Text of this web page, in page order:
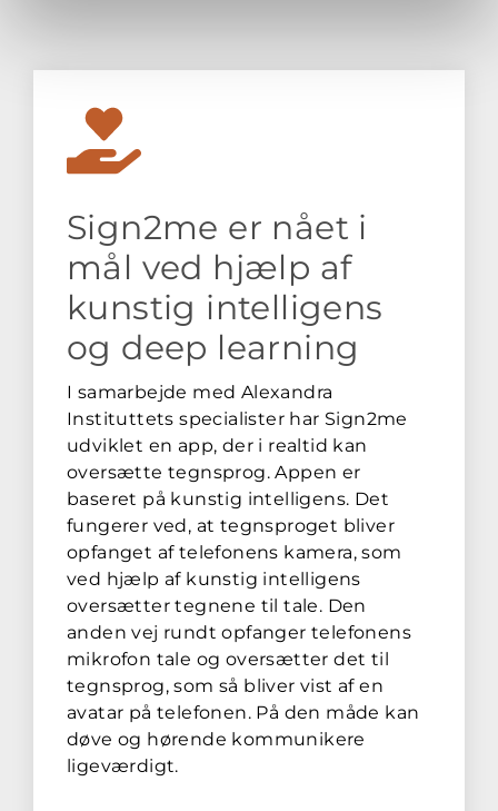
Sign2me er nået i
mål ved hjælp af
kunstig intelligens
og deep learning​
I samarbejde med Alexandra
Instituttets specialister har Sign2me
udviklet en app, der i realtid kan
oversætte tegnsprog. Appen er
baseret på kunstig intelligens. Det
fungerer ved, at tegnsproget bliver
opfanget af telefonens kamera, som
ved hjælp af kunstig intelligens
oversætter tegnene til tale. Den
anden vej rundt opfanger telefonens
mikrofon tale og oversætter det til
tegnsprog, som så bliver vist af en
avatar på telefonen. På den måde kan
døve og hørende kommunikere
ligeværdigt.